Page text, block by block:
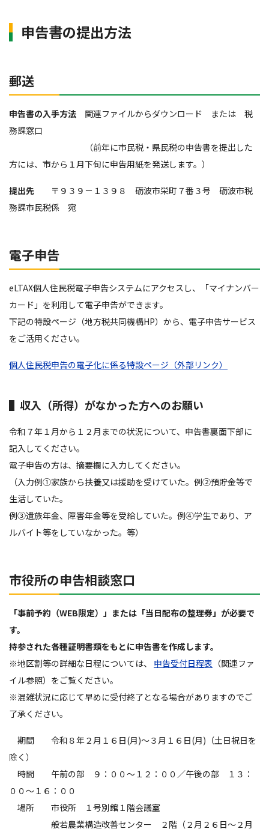
申告書の提出方法
郵送
申告書の入手方法 関連ファイルからダウンロード または 税
務課窓口
（前年に市民税・県民税の申告書を提出した
方には、市から１月下旬に申告用紙を発送します。）
提出先
〒９３９－１３９８ 砺波市栄町７番３号 砺波市税
務課市民税係 宛
電子申告
eLTAX個人住民税電子申告システムにアクセスし、「マイナンバー
カード」を利用して電子申告ができます。
下記の特設ページ（地方税共同機構HP）から、電子申告サービス
をご活用ください。
個人住民税申告の電子化に係る特設ページ（外部リンク）
▌収入（所得）がなかった方へのお願い
令和７年１月から１２月までの状況について、申告書裏面下部に
記入してください。
電子申告の方は、摘要欄に入力してください。
（入力例①家族から扶養又は援助を受けていた。例②預貯金等で
生活していた。
例③遺族年金、障害年金等を受給していた。例④学生であり、ア
ルバイト等をしていなかった。等）
市役所の申告相談窓口
「事前予約（WEB限定）」または「当日配布の整理券」が必要で
す。
持参された各種証明書類をもとに申告書を作成します。
※地区割等の詳細な日程については、 申告受付日程表 （関連ファ
イル参照）をご覧ください。
※混雑状況に応じて早めに受付終了となる場合がありますのでご
了承ください。
期間 令和８年２月１６日(月)～３月１６日(月)（土日祝日を
除く）
時間 午前の部 ９：００～１２：００／午後の部 １３：
００～１６：００
場所 市役所 １号別館１階会議室
般若農業構造改善センター ２階（２月２６日～２月